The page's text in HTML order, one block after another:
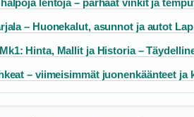
lentoja – parhaat vinkit ja
– Huonekalut, asunnot ja autot
Hinta, Mallit ja Historia –
– viimeisimmät juonenkäänteet ja